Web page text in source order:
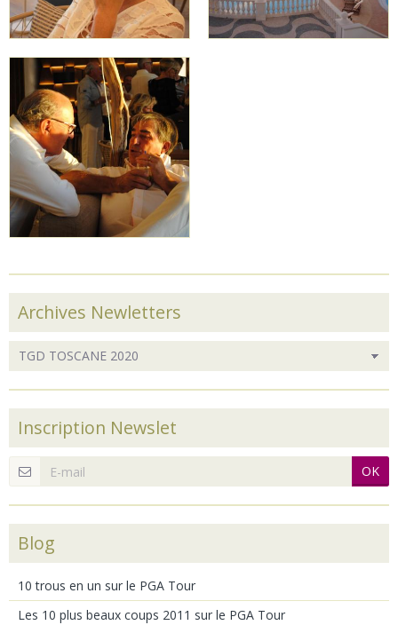
Archives Newletters
Inscription Newslet
OK
Blog
10 trous en un sur le PGA Tour
Les 10 plus beaux coups 2011 sur le PGA Tour